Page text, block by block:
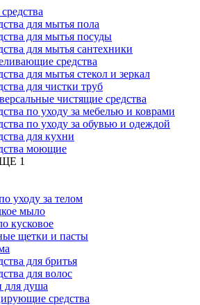
для мытья пола
для мытья посуды
для мытья сантехники
средства
для мытья стекол и зеркал
для чистки труб
чистящие средства
по уходу за мебелью и коврами
по уходу за обувью и одеждой
для кухни
моющие
1
уходу за телом
мыло
кусковое
щетки и пасты
для бритья
для волос
для душа
средства